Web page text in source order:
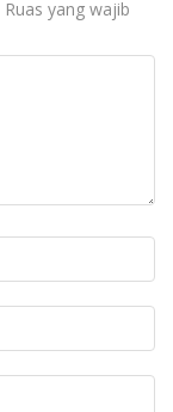
Ruas yang wajib